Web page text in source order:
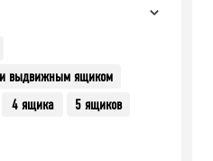
выдвижным ящиком
4 ящика
5 ящиков